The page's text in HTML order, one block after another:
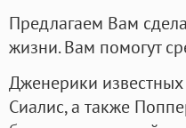
Предлагаем Вам
жизни. Вам помогут
Дженерики
Сиалис, а также